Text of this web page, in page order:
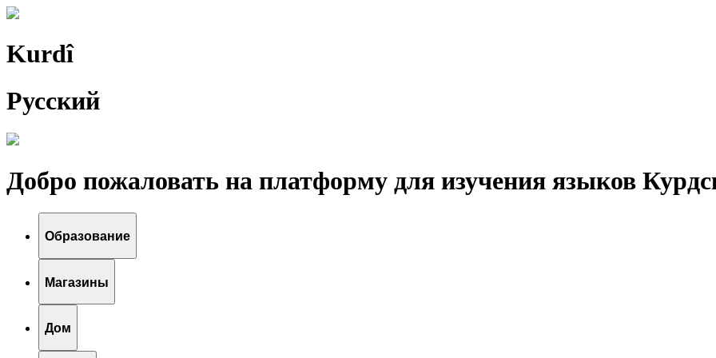
Kurdî
Pусский
Добро пожаловать на платформу для изучения языков
Образование
Магазины
Дом